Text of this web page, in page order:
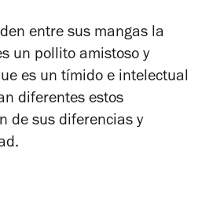
entre sus mangas la
un pollito amistoso y
es un tímido e intelectual
diferentes estos
de sus diferencias y